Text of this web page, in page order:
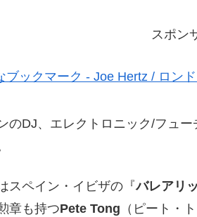
スポン
のDJ、エレクトロニック/フュー
スペイン・イビザの『バレアリ
章も持つPete Tong （ピート・ト